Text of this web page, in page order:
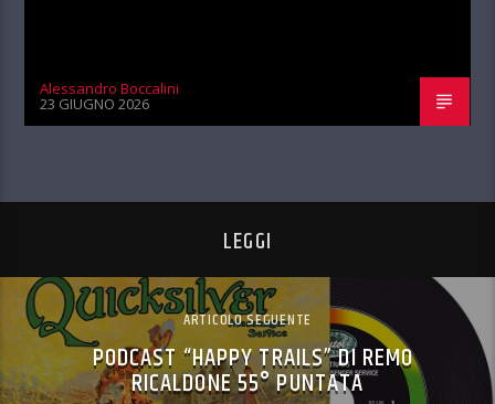
Alessandro Boccalini
23 GIUGNO 2026
LEGGI
ARTICOLO SEGUENTE
PODCAST “HAPPY TRAILS” DI REMO
RICALDONE 55° PUNTATA